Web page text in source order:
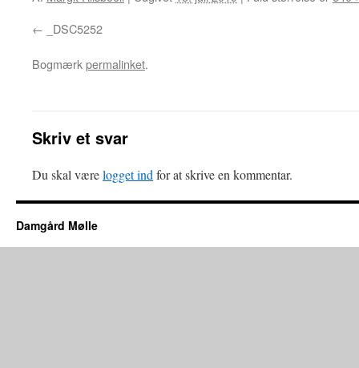
_DSC5252
Bogmærkpermalinket.
Skriv et svar
Du skal værelogget ind for at skrive en kommentar.
Damgård Mølle